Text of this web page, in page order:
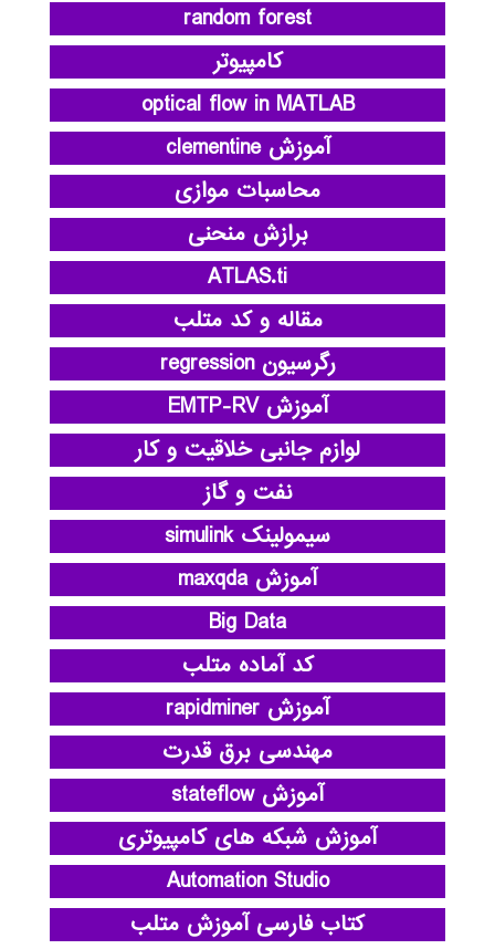
random forest
کامپیوتر
optical flow in MATLAB
آموزش clementine
محاسبات موازی
برازش منحنی
ATLAS.ti
مقاله و کد متلب
رگرسیون regression
آموزش EMTP-RV
لوازم جانبی خلاقیت و کار
نفت و گاز
سیمولینک simulink
آموزش maxqda
Big Data
کد آماده متلب
آموزش rapidminer
مهندسی برق قدرت
آموزش stateflow
آموزش شبکه های کامپیوتری
Automation Studio
کتاب فارسی آموزش متلب